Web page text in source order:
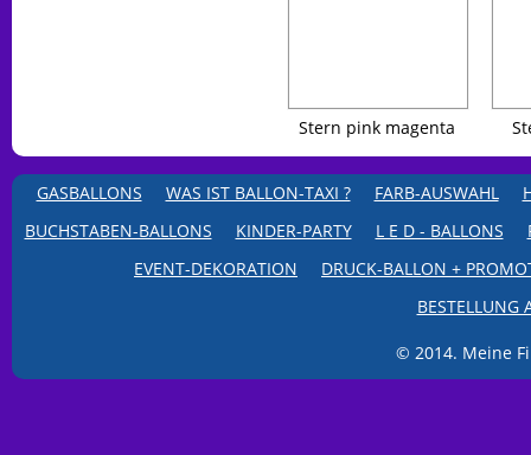
Stern pink magenta
GASBALLONS WAS IST BALLON-TAXI ? FARB-AUSWAHL
BUCHSTABEN-BALLONS
KINDER-PARTY L E D - BALLONS
EVENT-DEKORATION
DRUCK-BALLON +
BESTELLUNG
© 2014. Meine